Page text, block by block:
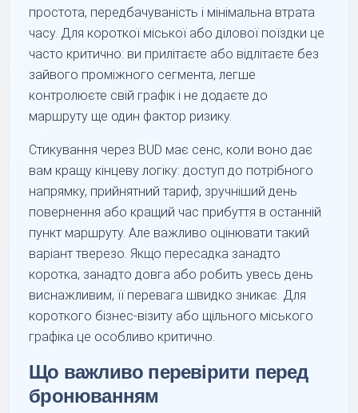
простота, передбачуваність і мінімальна втрата
часу. Для короткої міської або ділової поїздки це
часто критично: ви прилітаєте або відлітаєте без
зайвого проміжного сегмента, легше
контролюєте свій графік і не додаєте до
маршруту ще один фактор ризику.
Стикування через BUD має сенс, коли воно дає
вам кращу кінцеву логіку: доступ до потрібного
напрямку, прийнятний тариф, зручніший день
повернення або кращий час прибуття в останній
пункт маршруту. Але важливо оцінювати такий
варіант тверезо. Якщо пересадка занадто
коротка, занадто довга або робить увесь день
виснажливим, її перевага швидко зникає. Для
короткого бізнес-візиту або щільного міського
графіка це особливо критично.
Що важливо перевірити перед
бронюванням